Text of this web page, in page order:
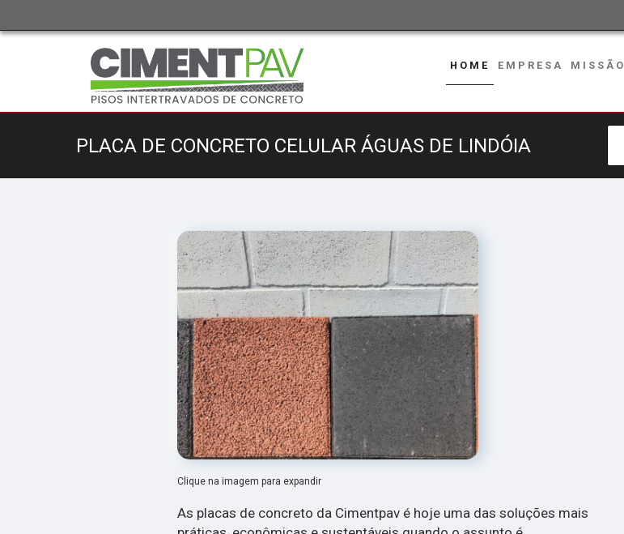
HOME EMPRESA MISSÃO
PLACA DE CONCRETO CELULAR ÁGUAS DE LINDÓIA
Clique na imagem para expandir
As placas de concreto da Cimentpav é hoje uma das soluções mais